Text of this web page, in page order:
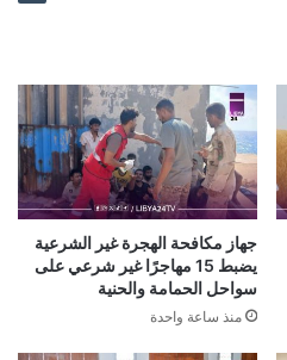
جهاز مكافحة الهجرة غير الشرعية
يضبط 15 مهاجرًا غير شرعي على
سواحل الحمامة والحنية
منذ ساعة واحدة